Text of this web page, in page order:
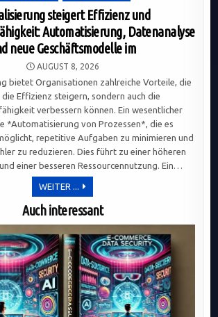
steigert Effizienz und
Automatisierung, Datenanalyse
neue Geschäftsmodelle im
AUGUST 8, 2026
bietet Organisationen zahlreiche Vorteile, die
die Effizienz steigern, sondern auch die
verbessern können. Ein wesentlicher
*Automatisierung von Prozessen*, die es
repetitive Aufgaben zu minimieren und
zu reduzieren. Dies führt zu einer höheren
einer besseren Ressourcennutzung. Ein…
WEITER ...
DIGITALISIERUNG
EFFIZIENZ
UND
DATENANALYSE
UND
NEUE
GESCHÄFTSMODELLE
IM
Auch interessant